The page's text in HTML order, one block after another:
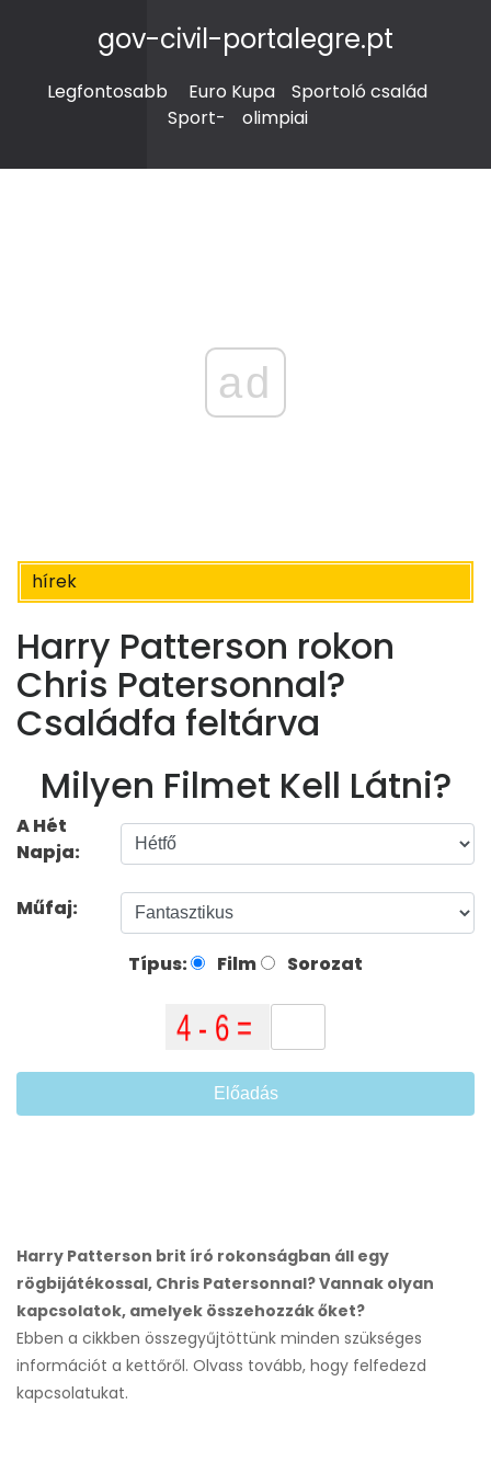
gov-civil-portalegre.pt
Legfontosabb Euro Kupa
Sportoló család
Sport-
olimpiai
ad
hírek
Harry Patterson rokon
Chris Patersonnal?
Családfa feltárva
Milyen Filmet Kell Látni?
A Hét
Napja:
Műfaj:
Típus: Film Sorozat
Előadás
Harry Patterson brit író rokonságban áll egy
rögbijátékossal, Chris Patersonnal? Vannak olyan
kapcsolatok, amelyek összehozzák őket?
Ebben a cikkben összegyűjtöttünk minden szükséges
információt a kettőről. Olvass tovább, hogy felfedezd
kapcsolatukat.